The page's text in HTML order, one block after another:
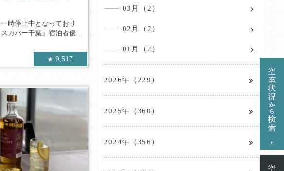
時停止中となっており
カバー千葉』宿泊者優...
9,517
03月（2）
02月（2）
01月（2）
2026年（229）
2025年（360）
2024年（356）